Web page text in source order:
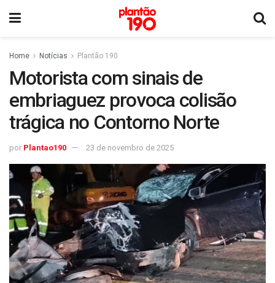
Home Notícias Plantão 190
Motorista com sinais de
embriaguez provoca colisão
trágica no Contorno Norte
por Plantao190 23 de novembro de 2025